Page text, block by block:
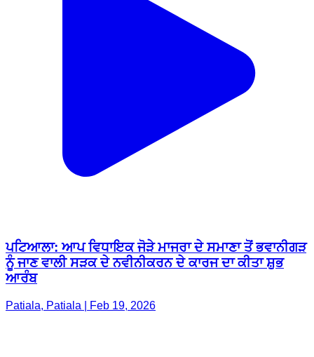
ਪਟਿਆਲਾ: ਆਪ ਵਿਧਾਇਕ ਜੋੜੇ ਮਾਜਰਾ ਦੇ ਸਮਾਣਾ ਤੋਂ ਭਵਾਨੀਗੜ
ਨੂੰ ਜਾਣ ਵਾਲੀ ਸੜਕ ਦੇ ਨਵੀਨੀਕਰਨ ਦੇ ਕਾਰਜ ਦਾ ਕੀਤਾ ਸ਼ੁਭ